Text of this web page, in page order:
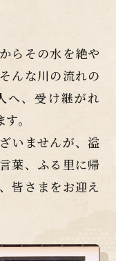
らその水を絶や
んな川の流れの
へ、受け継がれ
。
いませんが、溢
葉、ふる里に帰
皆さまをお迎え